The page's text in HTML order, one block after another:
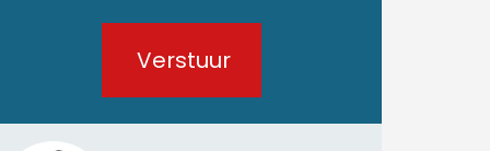
Verstuur